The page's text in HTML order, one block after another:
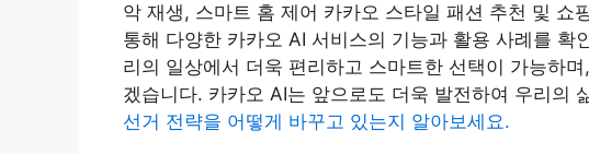
악 재생, 스마트 홈 제어 카카오 스타일 패션 추천 및 쇼
통해 다양한 카카오 AI 서비스의 기능과 활용 사례를 확
리의 일상에서 더욱 편리하고 스마트한 선택이 가능하
겠습니다. 카카오 AI는 앞으로도 더욱 발전하여 우리의
선거 전략을 어떻게 바꾸고 있는지 알아보세요.